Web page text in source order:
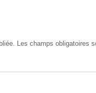
Les champs obligatoires